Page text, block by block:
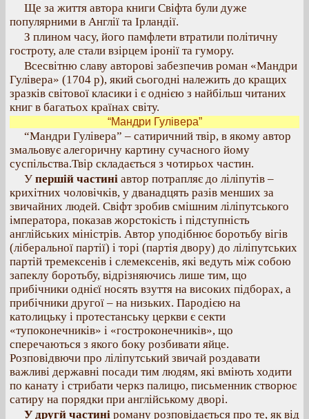
Ще за життя автора книги Свіфта були дуже
популярними в Англії та Ірландії.
З плином часу, його памфлети втратили політичну
гостроту, але стали взірцем іронії та гумору.
Всесвітню славу авторові забезпечив роман «Мандри
Гулівера» (1704 р), який сьогодні належить до кращих
зразків світової класики і є однією з найбільш читаних
книг в багатьох країнах світу.
“Мандри Гулівера”
“Мандри Гулівера” – сатиричний твір, в якому автор
змальовує алегоричну картину сучасного йому
суспільства.Твір складається з чотирьох частин.
У першій частині автор потрапляє до ліліпутів –
крихітних чоловічків, у дванадцять разів менших за
звичайних людей. Свіфт зробив смішним ліліпутського
імператора, показав жорстокість і підступність
англійських міністрів. Автор уподібнює боротьбу вігів
(ліберальної партії) і торі (партія двору) до ліліпутських
партій тремексенів і слемексенів, які ведуть між собою
запеклу боротьбу, відрізняючись лише тим, що
прибічники однієї носять взуття на високих підборах, а
прибічники другої – на низьких. Пародією на
католицьку і протестанську церкви є секти
«тупоконечників» і «гостроконечників», що
сперечаються з якого боку розбивати яйце.
Розповідвючи про ліліпутський звичай роздавати
важливі державні посади тим людям, які вміють ходити
по канату і стрибати черкз палицю, письменник створює
сатиру на порядки при англійському дворі.
У другй частині роману розповідається про те, як від